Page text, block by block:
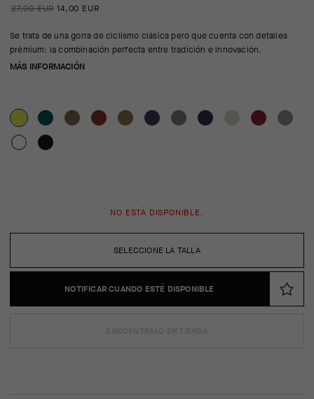
27,00 EUR 14,00 EUR
Se trata de una gorra de ciclismo clásica pero que cuenta con detalles
prémium: la combinación perfecta entre tradición e innovación.
MÁS INFORMACIÓN
SELECCIONE LA TALLA
NO ESTÁ DISPONIBLE.
NOTIFICAR CUANDO ESTÉ DISPONIBLE